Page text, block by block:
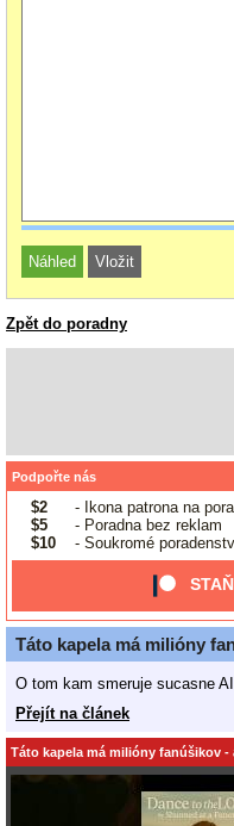
Zpět do poradny
Podpořte nás
$2
- Ikona patrona na
$5
- Poradna bez reklam
$10
- Soukromé
Táto kapela má milióny
O tom kam smeruje sucasne
Přejít na článek
Táto kapela má milióny fanúšikov -